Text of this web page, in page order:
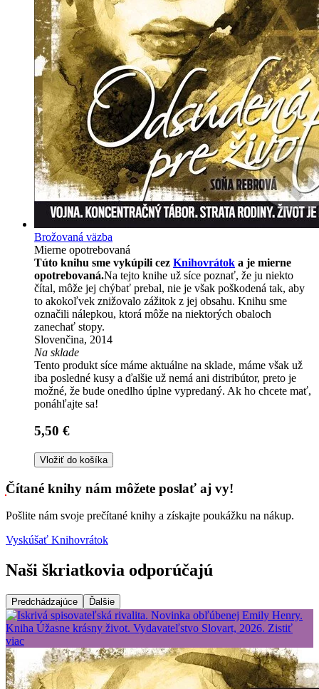
Brožovaná väzba
Mierne opotrebovaná
Túto knihu sme vykúpili cez Knihovrátok a je mierne
opotrebovaná.Na tejto knihe už síce poznať, že ju niekto
čítal, môže jej chýbať prebal, nie je však poškodená tak, aby
to akokoľvek znižovalo zážitok z jej obsahu. Knihu sme
označili nálepkou, ktorá môže na niektorých obaloch
zanechať stopy.
Slovenčina, 2014
Na sklade
Tento produkt síce máme aktuálne na sklade, máme však už
iba posledné kusy a ďalšie už nemá ani distribútor, preto je
možné, že bude onedlho úplne vypredaný. Ak ho chcete mať,
ponáhľajte sa!
5,50 €
Vložiť do košíka
Čítané knihy nám môžete poslať aj vy!
Pošlite nám svoje prečítané knihy a získajte poukážku na nákup.
Vyskúšať Knihovrátok
Naši škriatkovia odporúčajú
Predchádzajúce Ďalšie